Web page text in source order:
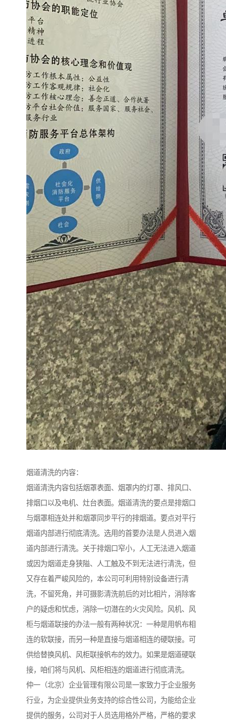
烟道清洗的内容：
烟道清洗内容包括烟罩表面、烟罩内的灯罩、排风口、
排烟口以及电机、灶台表面。烟道清洗的要点是排烟口
与烟罩相连处并和烟罩同步平行的排烟道。要点对平行
烟道内部进行彻底清洗。选用的首要办法是人员进入烟
道内部进行清洗。关于排烟口窄小，人工无法进入烟道
或因为烟道走身狭隘、人工触及不到无法进行清洗，但
又存在着严峻风险的，本公司可利用特别设备进行清
洗，不留死角，并可摄影清洗前后的对比相片，消除客
户的疑虑和忧虑，消除一切潜在的火灾风险。风机、风
柜与烟道联接的办法一般有两种状况：一种是用帆布相
连的软联接，而另一种是直接与烟道相连的硬联接。可
供给替换风机、风柜联接帆布的效力。如果是烟道硬联
接，咱们将与风机、风柜相连的烟道进行彻底清洗。
仲一（北京）企业管理有限公司是一家致力于企业服务
行业，为企业提供业务支持的综合性公司，为能给企业
提供的服务，公司对于人员选用格外严格，严格的要求